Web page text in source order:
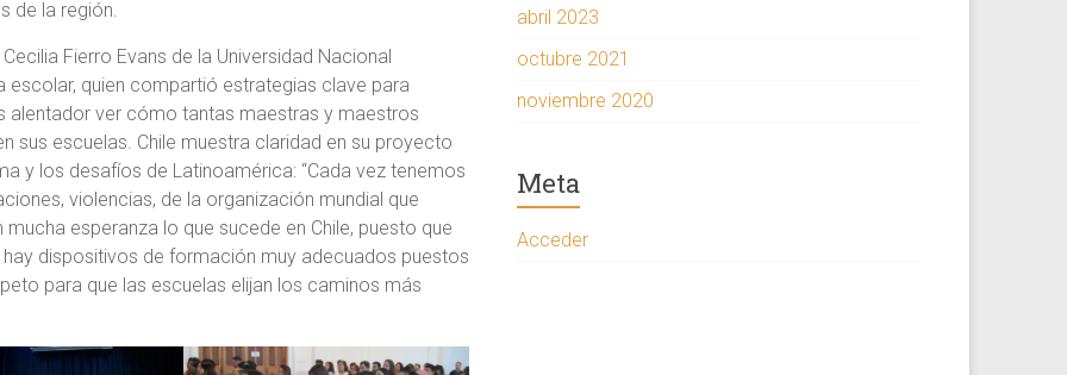
de la región.
Fierro Evans de la Universidad Nacional
quien compartió estrategias clave para
alentador ver cómo tantas maestras y maestros
sus escuelas. Chile muestra claridad en su proyecto
y los desafíos de Latinoamérica: “Cada vez tenemos
violencias, de la organización mundial que
esperanza lo que sucede en Chile, puesto que
dispositivos de formación muy adecuados puestos
para que las escuelas elijan los caminos más
abril 2023
octubre 2021
noviembre 2020
Meta
Acceder